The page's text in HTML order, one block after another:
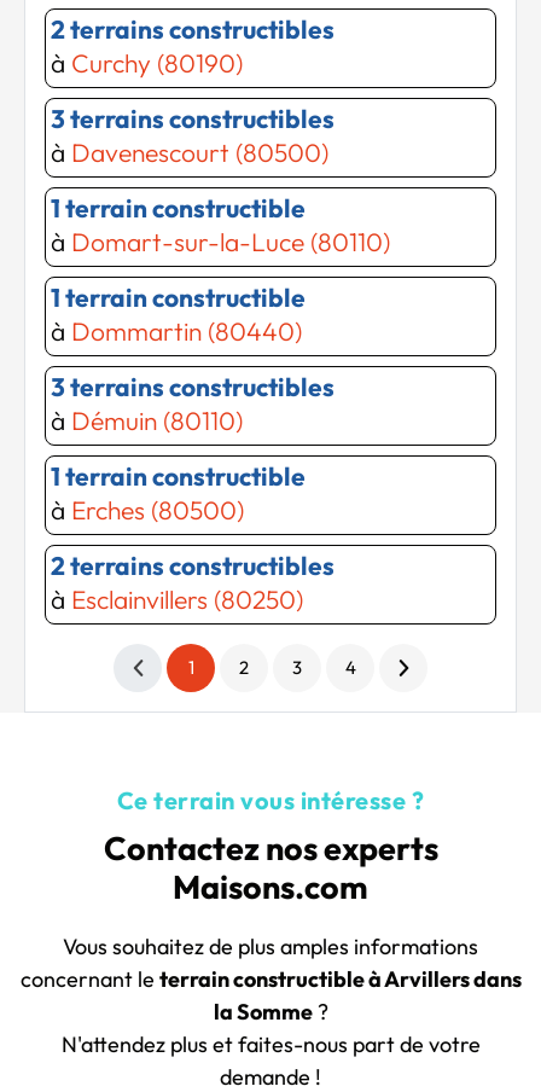
2 terrains constructibles
à Curchy (80190)
3 terrains constructibles
à Davenescourt (80500)
1 terrain constructible
à Domart-sur-la-Luce (80110)
1 terrain constructible
à Dommartin (80440)
3 terrains constructibles
à Démuin (80110)
1 terrain constructible
à Erches (80500)
2 terrains constructibles
à Esclainvillers (80250)
1 2 3 4
Ce terrain vous intéresse ?
Contactez nos experts
Maisons.com
Vous souhaitez de plus amples informations
concernant le terrain constructible à Arvillers dans
la Somme?
N'attendez plus et faites-nous part de votre
demande !